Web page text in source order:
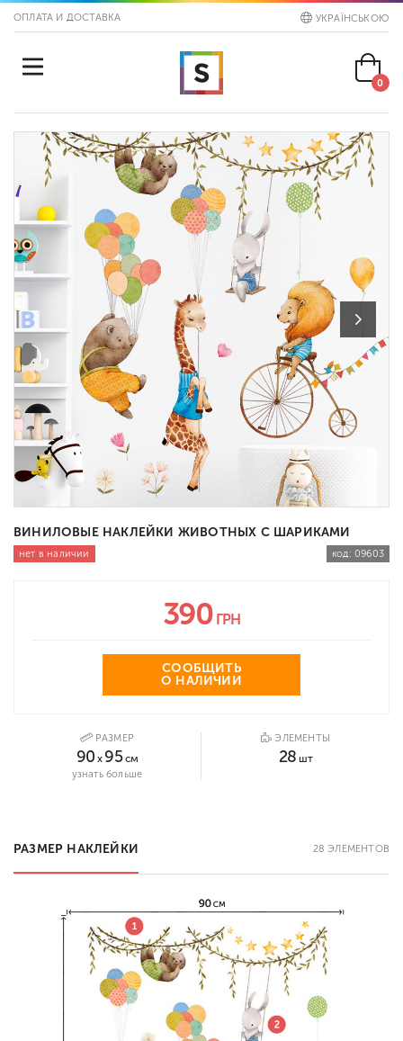
ОПЛАТА И ДОСТАВКА УКРАЇНСЬКОЮ
0
ВИНИЛОВЫЕ НАКЛЕЙКИ ЖИВОТНЫХ С ШАРИКАМИ
нет в наличии код: 09603
390 ГРН
СООБЩИТЬ
О НАЛИЧИИ
РАЗМЕР
90 x 95см
узнать больше
ЭЛЕМЕНТЫ
28 шт
РАЗМЕР НАКЛЕЙКИ 28 ЭЛЕМЕНТОВ